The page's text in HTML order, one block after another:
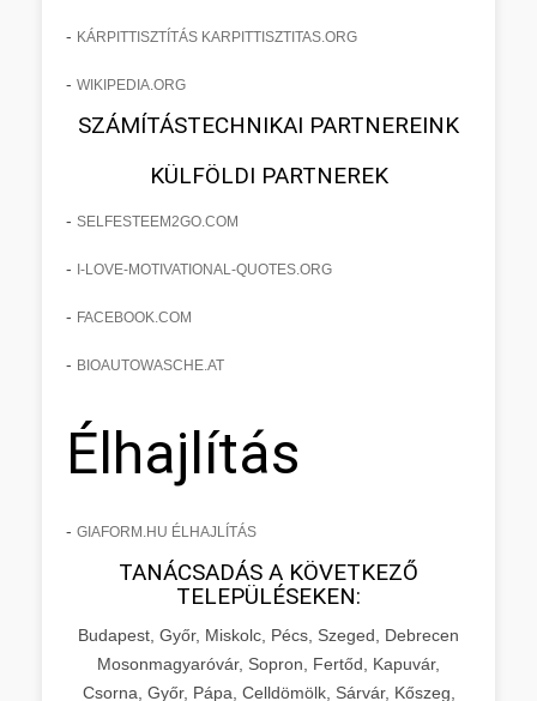
- KÁRPITTISZTÍTÁS KARPITTISZTITAS.ORG
- WIKIPEDIA.ORG
SZÁMÍTÁSTECHNIKAI PARTNEREINK
KÜLFÖLDI PARTNEREK
- SELFESTEEM2GO.COM
- I-LOVE-MOTIVATIONAL-QUOTES.ORG
- FACEBOOK.COM
- BIOAUTOWASCHE.AT
Élhajlítás
- GIAFORM.HU ÉLHAJLÍTÁS
TANÁCSADÁS A KÖVETKEZŐ
TELEPÜLÉSEKEN:
Budapest, Győr, Miskolc, Pécs, Szeged, Debrecen
Mosonmagyaróvár, Sopron, Fertőd, Kapuvár,
Csorna, Győr, Pápa, Celldömölk, Sárvár, Kőszeg,